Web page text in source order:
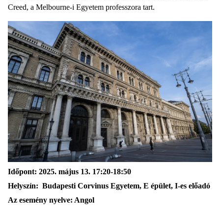
Creed, a Melbourne-i Egyetem professzora tart.
Időpont: 2025. május 13. 17:20-18:50
Helyszín: Budapesti Corvinus Egyetem, E épület, I-es előadó
Az esemény nyelve: Angol